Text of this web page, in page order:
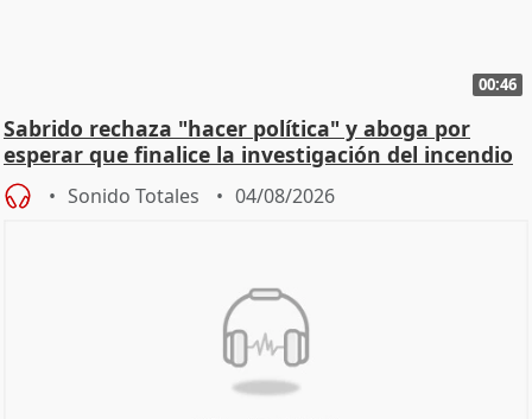
00:46
Sabrido rechaza "hacer política" y aboga por
esperar que finalice la investigación del incendio
Sonido Totales 04/08/2026